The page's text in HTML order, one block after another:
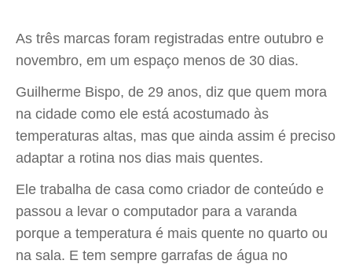
As três marcas foram registradas entre outubro e
novembro, em um espaço menos de 30 dias.
Guilherme Bispo, de 29 anos, diz que quem mora
na cidade como ele está acostumado às
temperaturas altas, mas que ainda assim é preciso
adaptar a rotina nos dias mais quentes.
Ele trabalha de casa como criador de conteúdo e
passou a levar o computador para a varanda
porque a temperatura é mais quente no quarto ou
na sala. E tem sempre garrafas de água no